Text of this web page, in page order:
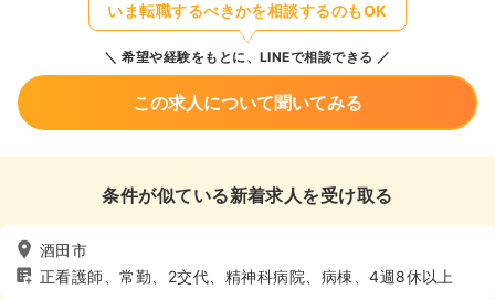
いま転職するべきかを相談するのもOK
希望や経験をもとに、LINEで相談できる
この求人について聞いてみる
条件が似ている新着求人を受け取る
酒田市
正看護師、常勤、2交代、精神科病院、病棟、4週8休以上